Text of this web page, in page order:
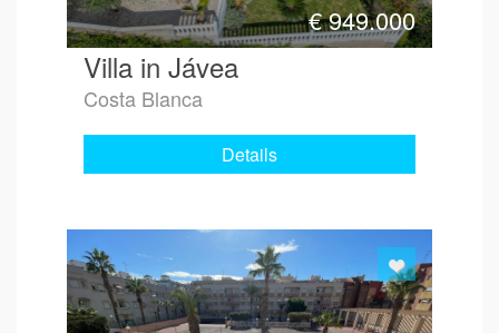
€949.000
Villa in Jávea
Costa Blanca
Details